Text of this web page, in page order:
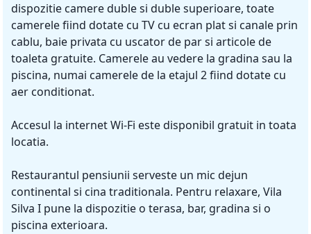
dispozitie camere duble si duble superioare, toate
camerele fiind dotate cu TV cu ecran plat si canale prin
cablu, baie privata cu uscator de par si articole de
toaleta gratuite. Camerele au vedere la gradina sau la
piscina, numai camerele de la etajul 2 fiind dotate cu
aer conditionat.
Accesul la internet Wi-Fi este disponibil gratuit in toata
locatia.
Restaurantul pensiunii serveste un mic dejun
continental si cina traditionala. Pentru relaxare, Vila
Silva I pune la dispozitie o terasa, bar, gradina si o
piscina exterioara.